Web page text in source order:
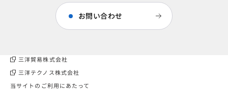
お問い合わせ
三洋貿易株式会社
三洋テクノス株式会社
当サイトのご利用にあたって